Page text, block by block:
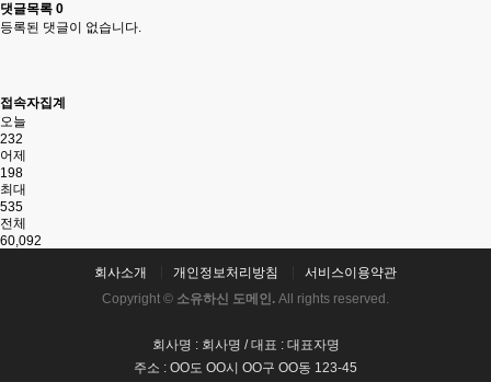
댓글목록 0
등록된 댓글이 없습니다.
접속자집계
오늘
232
어제
198
최대
535
전체
60,092
회사소개 개인정보처리방침
서비스이용약관
Copyright © 소유하신 도메인. All rights reserved.
회사명 : 회사명 / 대표 : 대표자명
주소 : OO도 OO시 OO구 OO동 123-45